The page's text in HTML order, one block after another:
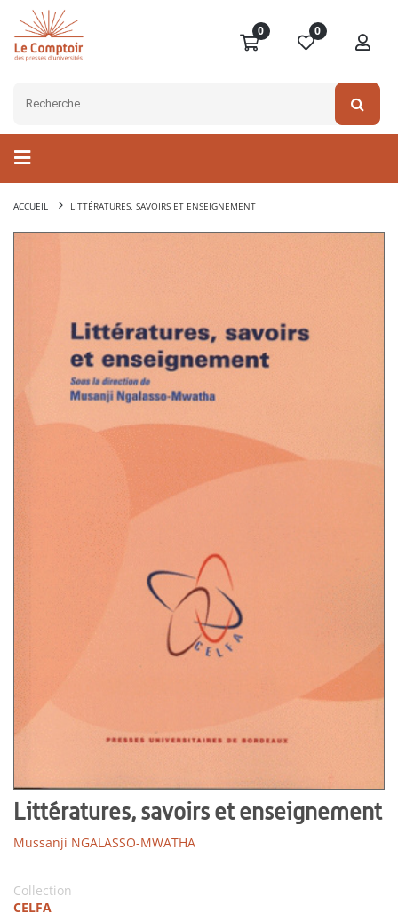
0 0
ACCUEIL LITTÉRATURES, SAVOIRS ET ENSEIGNEMENT
Littératures, savoirs et enseignement
Mussanji NGALASSO-MWATHA
Collection
CELFA